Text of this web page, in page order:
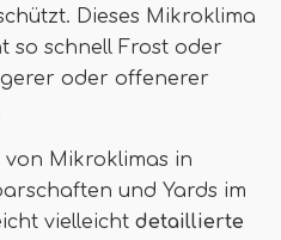
Dieses Mikroklima
so schnell Frost oder
oder offenerer
Mikroklimas in
und Yards im
vielleicht detaillierte